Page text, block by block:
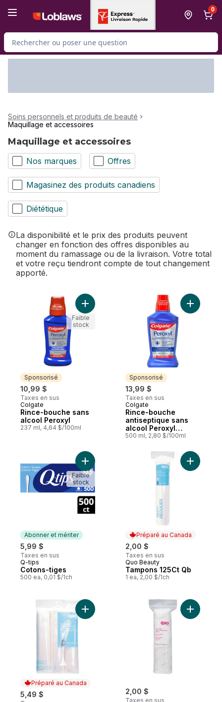
0
Rechercher des produits
Soins personnels et produits de beauté
Maquillage et accessoires
Maquillage et accessoires
Nos marques Offres
Magasinez des produits canadiens
Diététique
La disponibilité et le prix des produits peuvent
changer en fonction des offres disponibles au
moment du ramassage ou de la livraison. Votre total
et votre reçu tiendront compte de tout changement
apporté.
Sponsorisé
10,99 $
Taxes en sus
Sponsorisé
Colgate
Rince-bouche sans
alcool Peroxyl
237 ml, 4,64 $/100ml
Ajouter Rince-bouche sans alcool
Faible
stock
Sponsorisé
13,99 $
Taxes en sus
Sponsorisé
Colgate
Rince-bouche
antiseptique sans
alcool Peroxyl
Rinçage des aphtes,
500 ml, 2,80 $/100ml
Ajouter
Abonner et mériter
5,99 $
Taxes en sus
Abonner et mériter
Q-tips
Cotons-tiges
500 ea, 0,01 $/1ch
Ajouter Cotons-tiges au panier
Faible
stock
Préparé au Canada
2,00 $
Taxes en sus
Préparé au Canada
Quo Beauty
Tampons 125Ct Qb
1 ea, 2,00 $/1ch
Ajouter
Préparé au Canada
5,49 $
Ajouter Tampons de coton 3 x 125
2,00 $
Taxes en sus
Ajouter